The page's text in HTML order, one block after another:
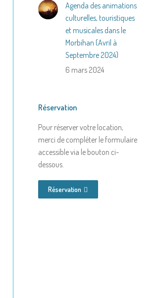
Agenda des animations
culturelles, touristiques
et musicales dans le
Morbihan (Avril à
Septembre 2024)
6 mars 2024
Réservation
Pour réserver votre location,
merci de compléter le formulaire
accessible via le bouton ci-
dessous.
Réservation